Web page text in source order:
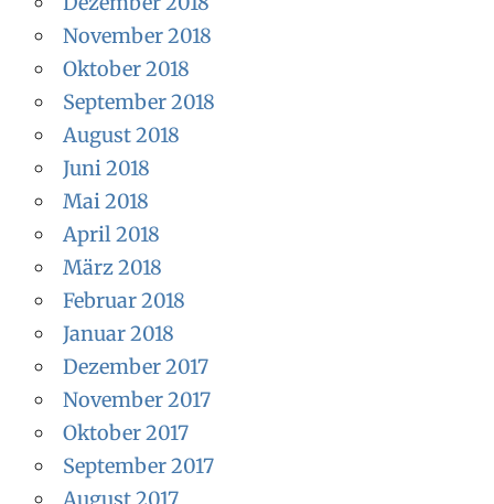
November 2018
Oktober 2018
September 2018
August 2018
Juni 2018
Mai 2018
April 2018
März 2018
Februar 2018
Januar 2018
Dezember 2017
November 2017
Oktober 2017
September 2017